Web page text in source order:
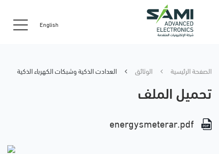
English
الصفحة الرئيسية الوثائق ﺍﻟﻌﺪﺍﺩﺕ ﺍﻟﺬﻛﻴﺔ ﻭﺷﺒﻜﺎﺕ ﺍﻟﻜﻬﺮﺑﺎﺀ ﺍﻟﺬﻛﻴﺔ
تحميل الملف
energysmeterar.pdf